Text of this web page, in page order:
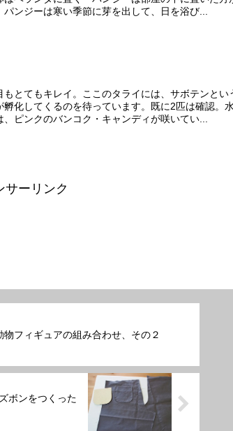
ンジーは寒い季節に芽を出して、日を浴び...
とてもキレイ。ここのタライには、サボテンとい
化してくるのを待っています。既に2匹は確認。
ピンクのバンコク・キャンディが咲いてい...
サーリンク
物フィギュアの組み合わせ、その２
ボンをつくった